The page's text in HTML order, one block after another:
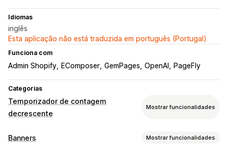
Idiomas
inglês
Esta aplicação não está traduzida em português (Portugal)
Funciona com
Admin Shopify EComposer GemPages OpenAI PageFly
Categorias
Temporizador de contagem
decrescente
Mostrar funcionalidades
Opções de apresentação
Banners Mostrar funcionalidades